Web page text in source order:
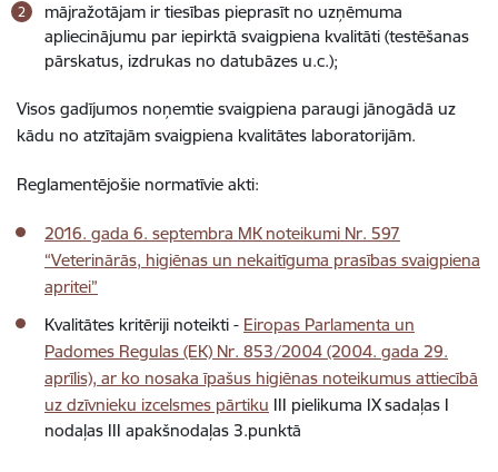
mājražotājam ir tiesības pieprasīt no uzņēmuma
apliecinājumu par iepirktā svaigpiena kvalitāti (testēšanas
pārskatus, izdrukas no datubāzes u.c.);
Visos gadījumos noņemtie svaigpiena paraugi jānogādā uz
kādu no atzītajām svaigpiena kvalitātes laboratorijām.
Reglamentējošie normatīvie akti:
2016. gada 6. septembra MK noteikumi Nr. 597
“Veterinārās, higiēnas un nekaitīguma prasības svaigpiena
apritei”
Kvalitātes kritēriji noteikti - Eiropas Parlamenta un
Padomes Regulas (EK) Nr. 853/2004 (2004. gada 29.
aprīlis), ar ko nosaka īpašus higiēnas noteikumus attiecībā
uz dzīvnieku izcelsmes pārtiku III pielikuma IX sadaļas I
nodaļas III apakšnodaļas 3.punktā